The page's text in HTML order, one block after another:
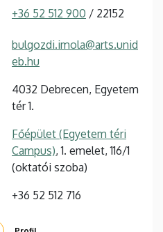
+36 52 512 900 / 22152
bulgozdi.imola@arts.unid
eb.hu
4032 Debrecen, Egyetem
tér 1.
Főépület (Egyetem téri
Campus), 1. emelet, 116/1
(oktatói szoba)
+36 52 512 716